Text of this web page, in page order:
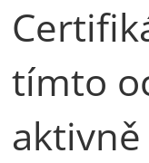
tímto